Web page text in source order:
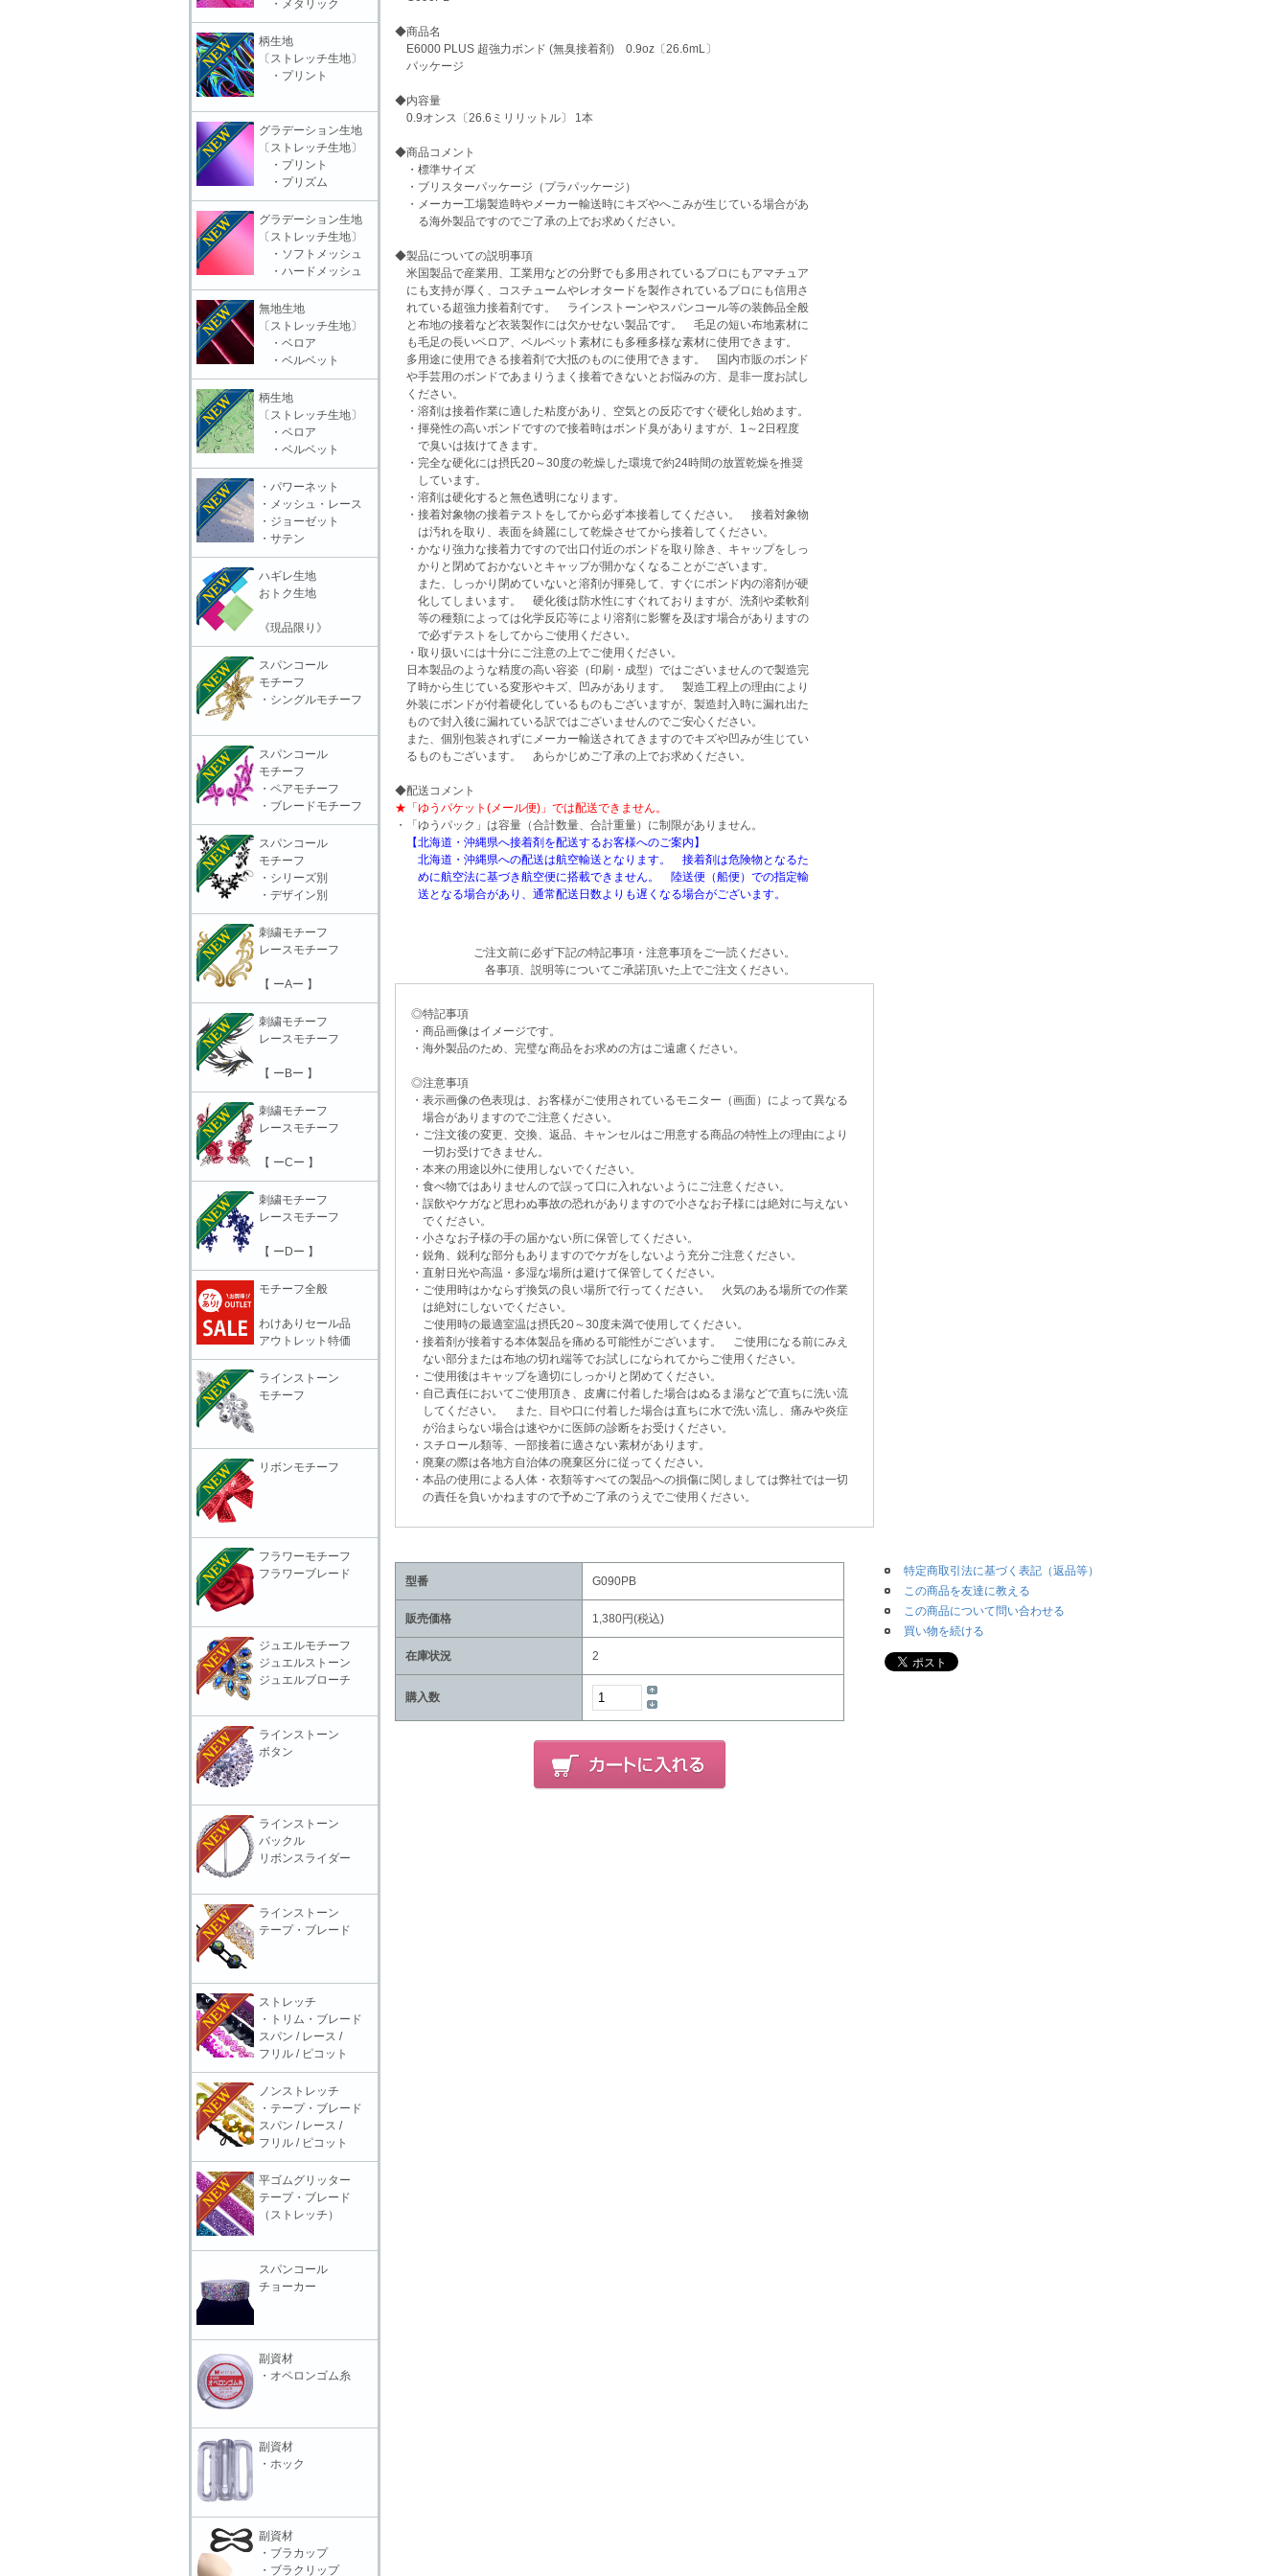
◆商品名
E6000 PLUS 超強力ボンド (無臭接着剤) 0.9oz〔26.6mL〕
パッケージ
◆内容量
0.9オンス〔26.6ミリリットル〕 1本
◆商品コメント
・標準サイズ
・ブリスターパッケージ（プラパッケージ）
・メーカー工場製造時やメーカー輸送時にキズやへこみが生じている場合があ
る海外製品ですのでご了承の上でお求めください。
◆製品についての説明事項
米国製品で産業用、工業用などの分野でも多用されているプロにもアマチュア
にも支持が厚く、コスチュームやレオタードを製作されているプロにも信用さ
れている超強力接着剤です。 ラインストーンやスパンコール等の装飾品全般
と布地の接着など衣装製作には欠かせない製品です。 毛足の短い布地素材に
も毛足の長いベロア、ベルベット素材にも多種多様な素材に使用できます。
多用途に使用できる接着剤で大抵のものに使用できます。 国内市販のボンド
や手芸用のボンドであまりうまく接着できないとお悩みの方、是非一度お試し
ください。
・溶剤は接着作業に適した粘度があり、空気との反応ですぐ硬化し始めます。
・揮発性の高いボンドですので接着時はボンド臭がありますが、1～2日程度
で臭いは抜けてきます。
・完全な硬化には摂氏20～30度の乾燥した環境で約24時間の放置乾燥を推奨
しています。
・溶剤は硬化すると無色透明になります。
・接着対象物の接着テストをしてから必ず本接着してください。 接着対象物
は汚れを取り、表面を綺麗にして乾燥させてから接着してください。
・かなり強力な接着力ですので出口付近のボンドを取り除き、キャップをしっ
かりと閉めておかないとキャップが開かなくなることがございます。
また、しっかり閉めていないと溶剤が揮発して、すぐにボンド内の溶剤が硬
化してしまいます。 硬化後は防水性にすぐれておりますが、洗剤や柔軟剤
等の種類によっては化学反応等により溶剤に影響を及ぼす場合がありますの
で必ずテストをしてからご使用ください。
・取り扱いには十分にご注意の上でご使用ください。
日本製品のような精度の高い容姿（印刷・成型）ではございませんので製造完
了時から生じている変形やキズ、凹みがあります。 製造工程上の理由により
外装にボンドが付着硬化しているものもございますが、製造封入時に漏れ出た
もので封入後に漏れている訳ではございませんのでご安心ください。
また、個別包装されずにメーカー輸送されてきますのでキズや凹みが生じてい
るものもございます。 あらかじめご了承の上でお求めください。
◆配送コメント
★「ゆうパケット(メール便)」では配送できません。
・「ゆうパック」は容量（合計数量、合計重量）に制限がありません。
【北海道・沖縄県へ接着剤を配送するお客様へのご案内】
北海道・沖縄県への配送は航空輸送となります。 接着剤は危険物となるた
めに航空法に基づき航空便に搭載できません。 陸送便（船便）での指定輸
送となる場合があり、通常配送日数よりも遅くなる場合がございます。
ご注文前に必ず下記の特記事項・注意事項をご一読ください。
各事項、説明等についてご承諾頂いた上でご注文ください。
◎特記事項
・商品画像はイメージです。
・海外製品のため、完璧な商品をお求めの方はご遠慮ください。
◎注意事項
・表示画像の色表現は、お客様がご使用されているモニター（画面）によって異なる
場合がありますのでご注意ください。
・ご注文後の変更、交換、返品、キャンセルはご用意する商品の特性上の理由により
一切お受けできません。
・本来の用途以外に使用しないでください。
・食べ物ではありませんので誤って口に入れないようにご注意ください。
・誤飲やケガなど思わぬ事故の恐れがありますので小さなお子様には絶対に与えない
でください。
・小さなお子様の手の届かない所に保管してください。
・鋭角、鋭利な部分もありますのでケガをしないよう充分ご注意ください。
・直射日光や高温・多湿な場所は避けて保管してください。
・ご使用時はかならず換気の良い場所で行ってください。 火気のある場所での作業
は絶対にしないでください。
ご使用時の最適室温は摂氏20～30度未満で使用してください。
・接着剤が接着する本体製品を痛める可能性がございます。 ご使用になる前にみえ
ない部分または布地の切れ端等でお試しになられてからご使用ください。
・ご使用後はキャップを適切にしっかりと閉めてください。
・自己責任においてご使用頂き、皮膚に付着した場合はぬるま湯などで直ちに洗い流
してください。 また、目や口に付着した場合は直ちに水で洗い流し、痛みや炎症
が治まらない場合は速やかに医師の診断をお受けください。
・スチロール類等、一部接着に適さない素材があります。
・廃棄の際は各地方自治体の廃棄区分に従ってください。
・本品の使用による人体・衣類等すべての製品への損傷に関しましては弊社では一切
の責任を負いかねますので予めご了承のうえでご使用ください。
型番 G090PB
販売価格 1,380円(税込)
在庫状況 2
購入数
特定商取引法に基づく表記（返品等）
この商品を友達に教える
この商品について問い合わせる
買い物を続ける
・メタリック
柄生地
〔ストレッチ生地〕
・プリント
グラデーション生地
〔ストレッチ生地〕
・プリント
・プリズム
グラデーション生地
〔ストレッチ生地〕
・ソフトメッシュ
・ハードメッシュ
無地生地
〔ストレッチ生地〕
・ベロア
・ベルベット
柄生地
〔ストレッチ生地〕
・ベロア
・ベルベット
・パワーネット
・メッシュ・レース
・ジョーゼット
・サテン
ハギレ生地
おトク生地
《現品限り》
スパンコール
モチーフ
・シングルモチーフ
スパンコール
モチーフ
・ペアモチーフ
・ブレードモチーフ
スパンコール
モチーフ
・シリーズ別
・デザイン別
刺繍モチーフ
レースモチーフ
【 ーAー 】
刺繍モチーフ
レースモチーフ
【 ーBー 】
刺繍モチーフ
レースモチーフ
【 ーCー 】
刺繍モチーフ
レースモチーフ
【 ーDー 】
モチーフ全般
わけありセール品
アウトレット特価
ラインストーン
モチーフ
リボンモチーフ
フラワーモチーフ
フラワーブレード
ジュエルモチーフ
ジュエルストーン
ジュエルブローチ
ラインストーン
ボタン
ラインストーン
バックル
リボンスライダー
ラインストーン
テープ・ブレード
ストレッチ
・トリム・ブレード
スパン / レース /
フリル / ピコット
ノンストレッチ
・テープ・ブレード
スパン / レース /
フリル / ピコット
平ゴムグリッター
テープ・ブレード
（ストレッチ）
スパンコール
チョーカー
副資材
・オペロンゴム糸
副資材
・ホック
副資材
・ブラカップ
・ブラクリップ